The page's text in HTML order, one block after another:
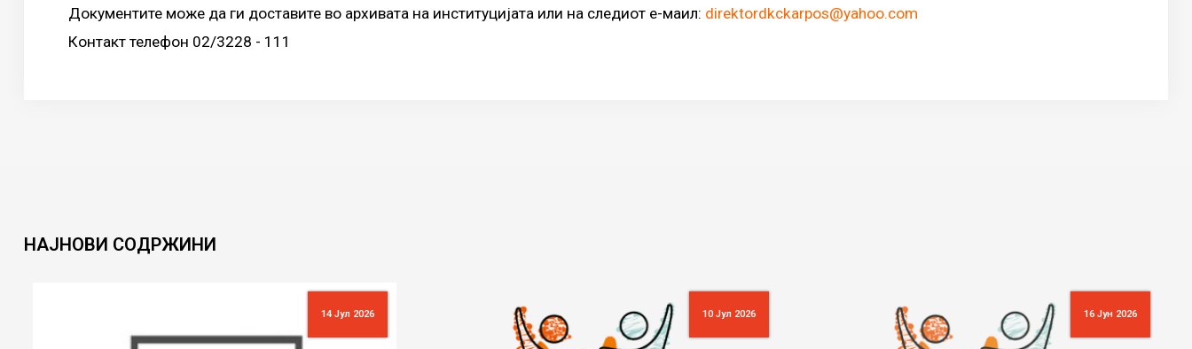
Документите може да ги доставите во архивата на институцијата или на следиот е-маил: direktordkckarpos@yahoo.com
Контакт телефон 02/3228 - 111
НАЈНОВИ СОДРЖИНИ
14 Јул 2026 10 Јул 2026 16 Јун 2026